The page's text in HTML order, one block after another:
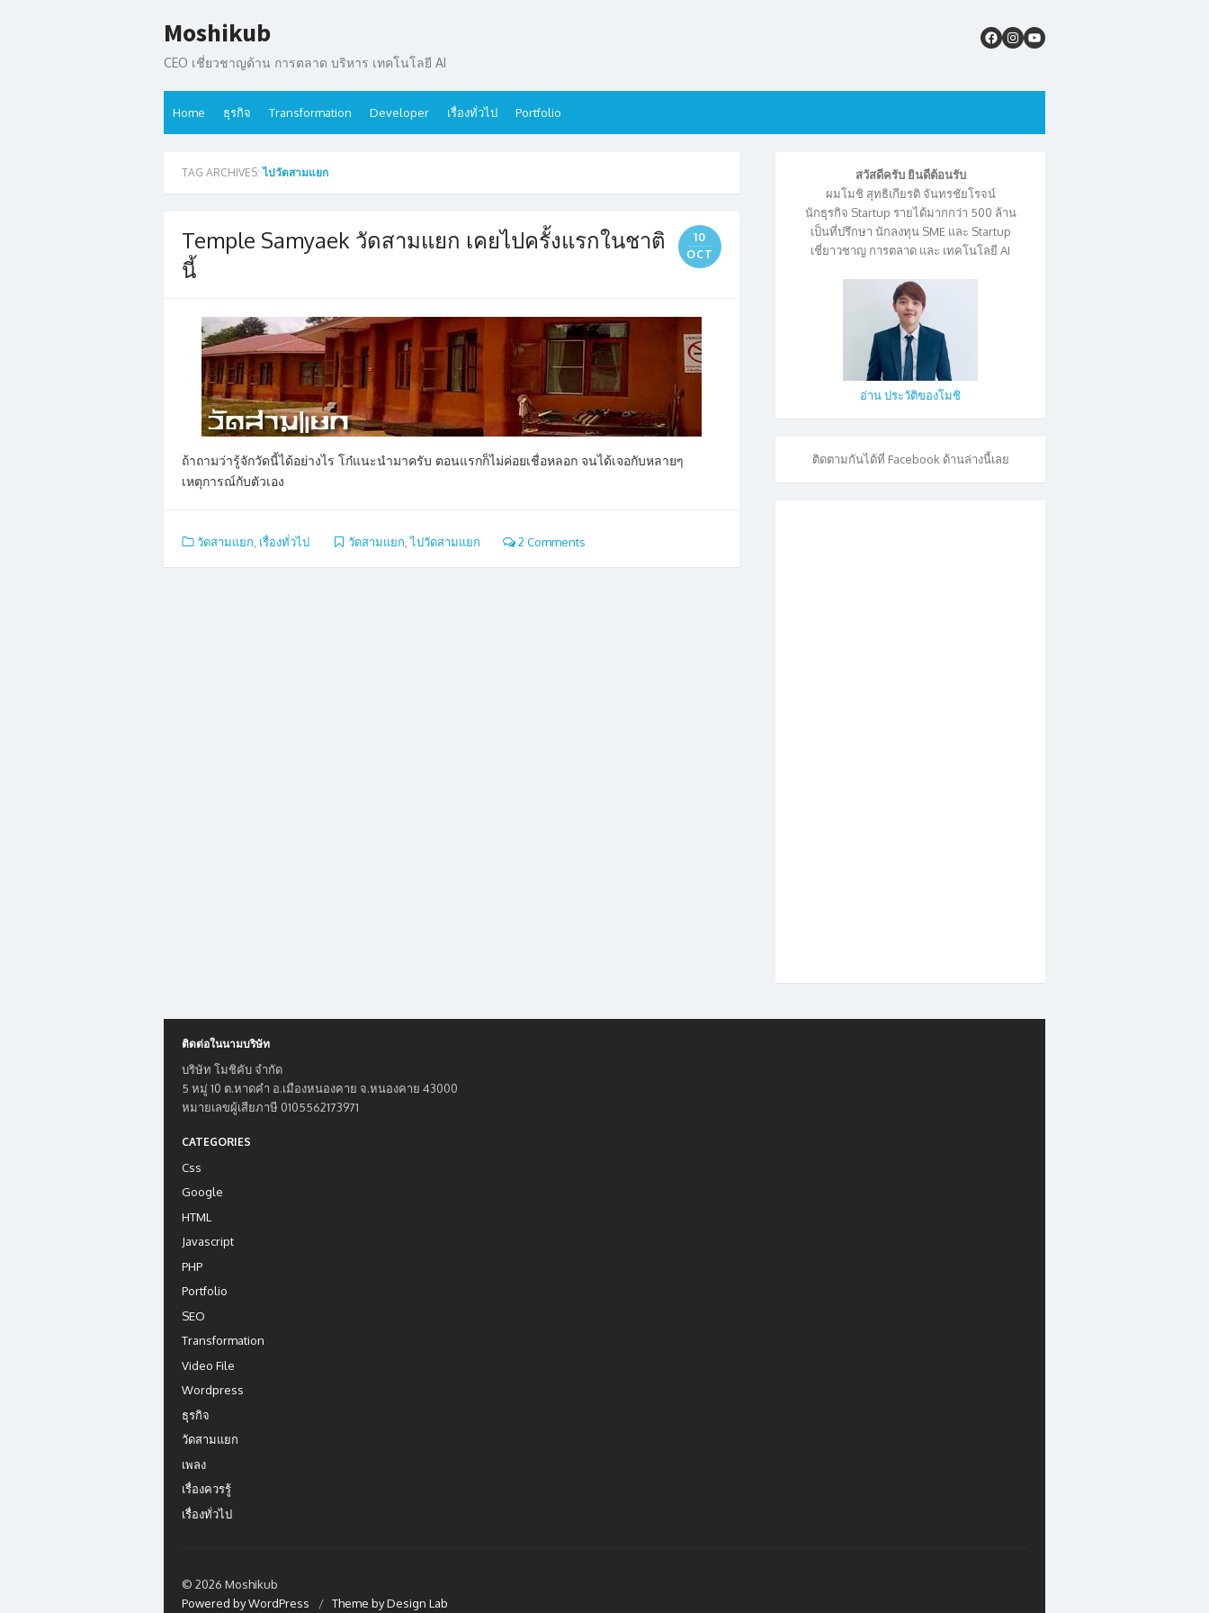
to
Moshikub
CEO เชี่ยวชาญด้าน การตลาด บริหาร เทคโนโลยี AI
Home ธุรกิจ Transformation Developer เรื่องทั่วไป Portfolio
TAG ARCHIVES:ไปวัดสามแยก
Temple Samyaek วัดสามแยก เคยไปครั้งแรกในชาติ
นี้
10
OCT
ถ้าถามว่ารู้จักวัดนี้ได้อย่างไร โก๋แนะนำมาครับ ตอนแรกก็ไม่ค่อยเชื่อหลอก จนได้เจอกับหลายๆ
เหตุการณ์กับตัวเอง
วัดสามแยก เรื่องทั่วไป วัดสามแยก ,ไปวัดสามแยก 2 Comments
สวัสดีครับ ยินดีต้อนรับ
ผมโมชิ สุทธิเกียรติ จันทรชัยโรจน์
นักธุรกิจ Startup รายได้มากกว่า 500 ล้าน
เป็นที่ปรึกษา นักลงทุน SME และ Startup
เชี่ยาวชาญ การตลาด และ เทคโนโลยี AI
อ่าน ประวัติของโมชิ
ติดตามกันได้ที่ Facebook ด้านล่างนี้เลย
ติดต่อในนามบริษัท
บริษัท โมชิคับ จำกัด
5 หมู่ 10 ต.หาดคำ อ.เมืองหนองคาย จ.หนองคาย 43000
หมายเลขผู้เสียภาษี 0105562173971
CATEGORIES
Css
Google
HTML
Javascript
PHP
Portfolio
SEO
Transformation
Video File
Wordpress
ธุรกิจ
วัดสามแยก
เพลง
เรื่องควรรู้
เรื่องทั่วไป
© 2026 Moshikub
Powered by WordPress
/ Theme by Design Lab